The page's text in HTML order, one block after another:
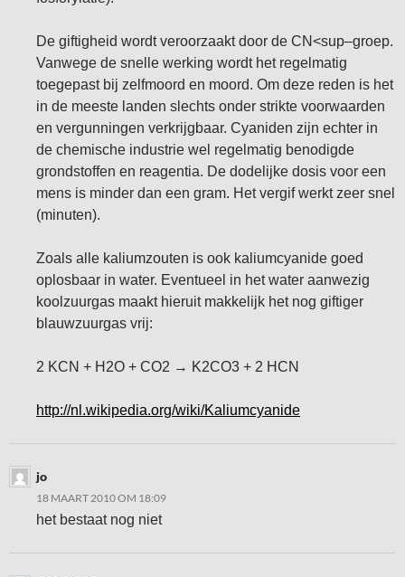
De giftigheid wordt veroorzaakt door de CN<sup–groep.
Vanwege de snelle werking wordt het regelmatig
toegepast bij zelfmoord en moord. Om deze reden is het
in de meeste landen slechts onder strikte voorwaarden
en vergunningen verkrijgbaar. Cyaniden zijn echter in
de chemische industrie wel regelmatig benodigde
grondstoffen en reagentia. De dodelijke dosis voor een
mens is minder dan een gram. Het vergif werkt zeer snel
(minuten).
Zoals alle kaliumzouten is ook kaliumcyanide goed
oplosbaar in water. Eventueel in het water aanwezig
koolzuurgas maakt hieruit makkelijk het nog giftiger
blauwzuurgas vrij:
2 KCN + H2O + CO2 → K2CO3 + 2 HCN
http://nl.wikipedia.org/wiki/Kaliumcyanide
jo
18 MAART 2010 OM 18:09
het bestaat nog niet